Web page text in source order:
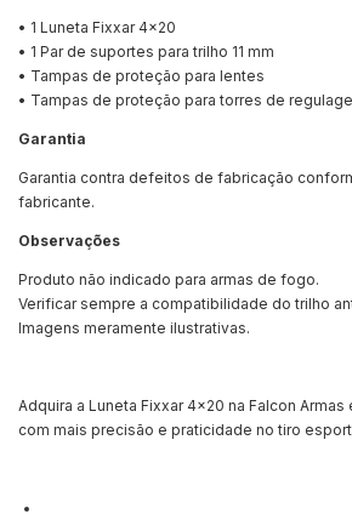
• 1 Luneta Fixxar 4x20
• 1 Par de suportes para trilho 11 mm
• Tampas de proteção para lentes
• Tampas de proteção para torres de
Garantia
Garantia contra defeitos de fabricação
fabricante.
Observações
Produto não indicado para armas de fogo.
Verificar sempre a compatibilidade do trilho
Imagens meramente ilustrativas.
Adquira a Luneta Fixxar 4x20 na Falcon
com mais precisão e praticidade no tiro